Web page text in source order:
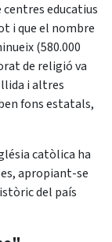
educatius
i que el nombre
(580.000
de religió va
i altres
fons estatals,
catòlica ha
apropiant-se
del país